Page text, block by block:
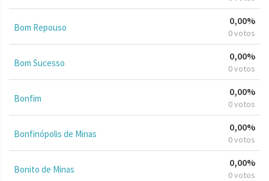
Bom Repouso
0,00%
0 votos
Bom Sucesso
0,00%
0 votos
Bonfim
0,00%
0 votos
Bonfinópolis de Minas
0,00%
0 votos
Bonito de Minas
0,00%
0 votos